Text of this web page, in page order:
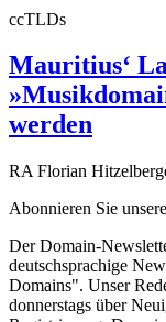
ccTLDs
Mauritius‘
werden
RA Florian
Abonnieren Sie
Der Domain-
deutschsprachige
Domains". Unser
donnerstags über